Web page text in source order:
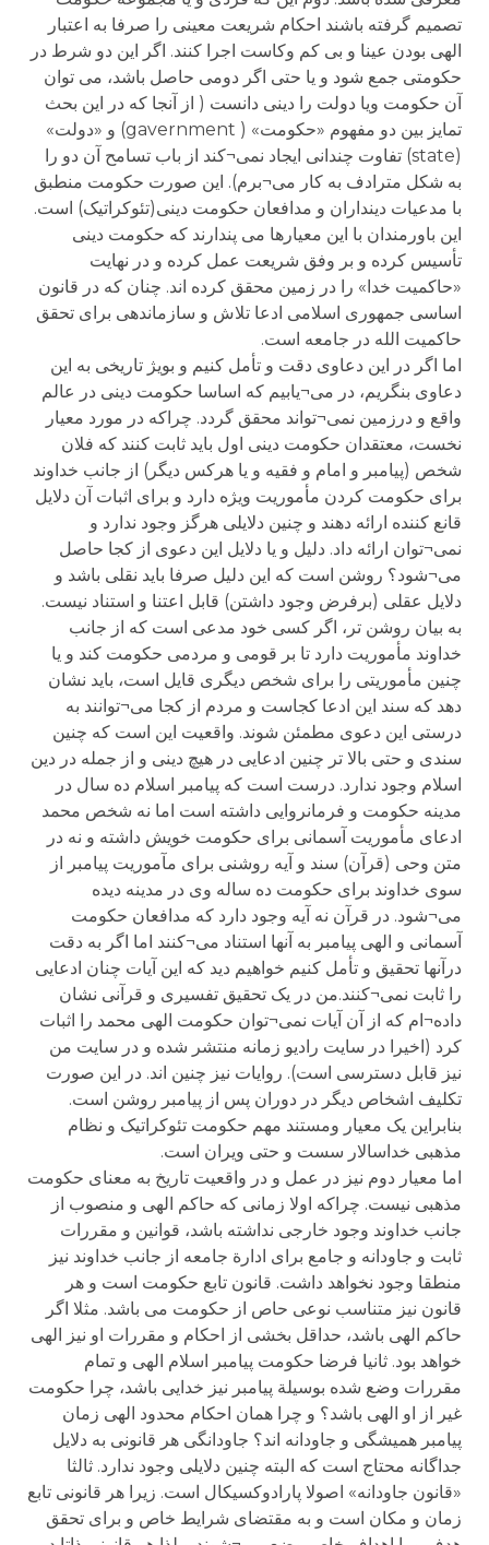
تصمیم گرفته باشند احکام شریعت معینی را صرفا به اعتبار
الهی بودن عینا و بی کم وکاست اجرا کنند. اگر این دو شرط در
حکومتی جمع شود و یا حتی اگر دومی حاصل باشد، می توان
آن حکومت ویا دولت را دینی دانست ( از آنجا که در این بحث
تمایز بین دو مفهوم «حکومت» ( gavernment) و «دولت»
(state) تفاوت چندانی ایجاد نمی¬کند از باب تسامح آن دو را
به شکل مترادف به کار می¬برم). این صورت حکومت منطبق
با مدعیات دینداران و مدافعان حکومت دینی(تئوکراتیک) است.
این باورمندان با این معیارها می پندارند که حکومت دینی
تأسیس کرده و بر وفق شریعت عمل کرده و در نهایت
«حاکمیت خدا» را در زمین محقق کرده اند. چنان که در قانون
اساسی جمهوری اسلامی ادعا تلاش و سازماندهی برای تحقق
حاکمیت الله در جامعه است.
اما اگر در این دعاوی دقت و تأمل کنیم و بویژ تاریخی به این
دعاوی بنگریم، در می¬یابیم که اساسا حکومت دینی در عالم
واقع و درزمین نمی¬تواند محقق گردد. چراکه در مورد معیار
نخست، معتقدان حکومت دینی اول باید ثابت کنند که فلان
شخص (پیامبر و امام و فقیه و یا هرکس دیگر) از جانب خداوند
برای حکومت کردن مأموریت ویژه دارد و برای اثبات آن دلایل
قانع کننده ارائه دهند و چنین دلایلی هرگز وجود ندارد و
نمی¬توان ارائه داد. دلیل و یا دلایل این دعوی از کجا حاصل
می¬شود؟ روشن است که این دلیل صرفا باید نقلی باشد و
دلایل عقلی (برفرض وجود داشتن) قابل اعتنا و استناد نیست.
به بیان روشن تر، اگر کسی خود مدعی است که از جانب
خداوند مأموریت دارد تا بر قومی و مردمی حکومت کند و یا
چنین مأموریتی را برای شخص دیگری قایل است، باید نشان
دهد که سند این ادعا کجاست و مردم از کجا می¬توانند به
درستی این دعوی مطمئن شوند. واقعیت این است که چنین
سندی و حتی بالا تر چنین ادعایی در هیچ دینی و از جمله در دین
اسلام وجود ندارد. درست است که پیامبر اسلام ده سال در
مدینه حکومت و فرمانروایی داشته است اما نه شخص محمد
ادعای مأموریت آسمانی برای حکومت خویش داشته و نه در
متن وحی (قرآن) سند و آیه روشنی برای مآموریت پیامبر از
سوی خداوند برای حکومت ده ساله وی در مدینه دیده
می¬شود. در قرآن نه آیه وجود دارد که مدافعان حکومت
آسمانی و الهی پیامبر به آنها استناد می¬کنند اما اگر به دقت
درآنها تحقیق و تأمل کنیم خواهیم دید که این آیات چنان ادعایی
را ثابت نمی¬کنند.من در یک تحقیق تفسیری و قرآنی نشان
داده¬ام که از آن آیات نمی¬توان حکومت الهی محمد را اثبات
کرد (اخیرا در سایت رادیو زمانه منتشر شده و در سایت من
نیز قابل دسترسی است). روایات نیز چنین اند. در این صورت
تکلیف اشخاص دیگر در دوران پس از پیامبر روشن است.
بنابراین یک معیار ومستند مهم حکومت تئوکراتیک و نظام
مذهبی خداسالار سست و حتی ویران است.
اما معیار دوم نیز در عمل و در واقعیت تاریخ به معنای حکومت
مذهبی نیست. چراکه اولا زمانی که حاکم الهی و منصوب از
جانب خداوند وجود خارجی نداشته باشد، قوانین و مقررات
ثابت و جاودانه و جامع برای ادارة جامعه از جانب خداوند نیز
منطقا وجود نخواهد داشت. قانون تابع حکومت است و هر
قانون نیز متناسب نوعی حاص از حکومت می باشد. مثلا اگر
حاکم الهی باشد، حداقل بخشی از احکام و مقررات او نیز الهی
خواهد بود. ثانیا فرضا حکومت پیامبر اسلام الهی و تمام
مقررات وضع شده بوسیلة پیامبر نیز خدایی باشد، چرا حکومت
غیر از او الهی باشد؟ و چرا همان احکام محدود الهی زمان
پیامبر همیشگی و جاودانه اند؟ جاودانگی هر قانونی به دلایل
جداگانه محتاج است که البته چنین دلایلی وجود ندارد. ثالثا
«قانون جاودانه» اصولا پارادوکسیکال است. زیرا هر قانونی تابع
زمان و مکان است و به مقتضای شرایط خاص و برای تحقق